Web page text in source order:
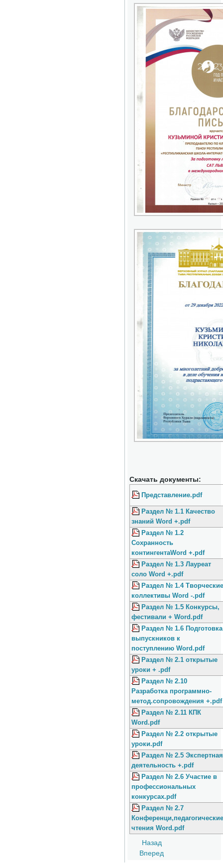
Скачать документы:
Представление.pdf
Раздел № 1.1 Качество
знаний Word +.pdf
Раздел № 1.2
Сохранность
контингентаWord +.pdf
Раздел № 1.3 Лауреат
соло Word +.pdf
Раздел № 1.4 Творческие
коллективы Word -.pdf
Раздел № 1.5 Конкурсы,
фестивали + Word.pdf
Раздел № 1.6 Подготовка
выпускников к
поступлению Word.pdf
Раздел № 2.1 открытые
уроки + .pdf
Раздел № 2.10
Разработка программно-
метод.сопровождения +.pdf
Раздел № 2.11 КПК
Word.pdf
Раздел № 2.2 открытые
уроки.pdf
Раздел № 2.5 Экспертная
деятельность +.pdf
Раздел № 2.6 Участие в
профессиональных
конкурсах.pdf
Раздел № 2.7
Конференци,педагогические
чтения Word.pdf
Назад
Вперед